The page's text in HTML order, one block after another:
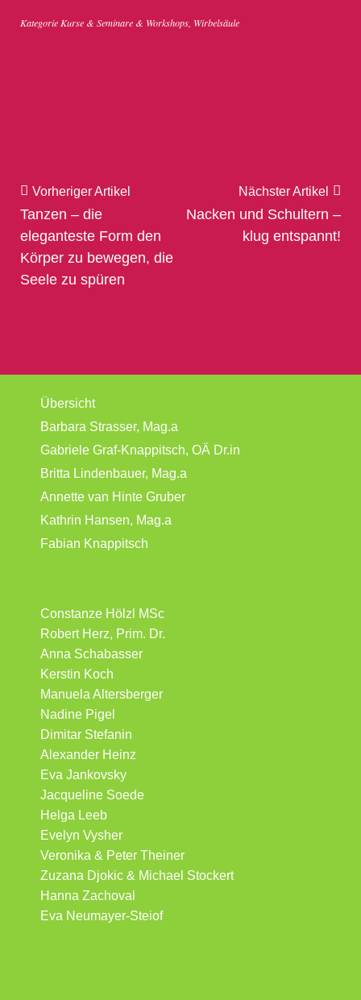
Kategorie Kurse & Seminare & Workshops Wirbelsäule
Vorheriger Artikel
Tanzen – die
eleganteste Form den
Körper zu bewegen, die
Seele zu spüren
Nächster Artikel
Nacken und Schultern –
klug entspannt!
Übersicht
Barbara Strasser, Mag.a
Gabriele Graf-Knappitsch, OÄ Dr.in
Britta Lindenbauer, Mag.a
Annette van Hinte Gruber
Kathrin Hansen, Mag.a
Fabian Knappitsch
Constanze Hölzl MSc
Robert Herz, Prim. Dr.
Anna Schabasser
Kerstin Koch
Manuela Altersberger
Nadine Pigel
Dimitar Stefanin
Alexander Heinz
Eva Jankovsky
Jacqueline Soede
Helga Leeb
Evelyn Vysher
Veronika & Peter Theiner
Zuzana Djokic & Michael Stockert
Hanna Zachoval
Eva Neumayer-Steiof